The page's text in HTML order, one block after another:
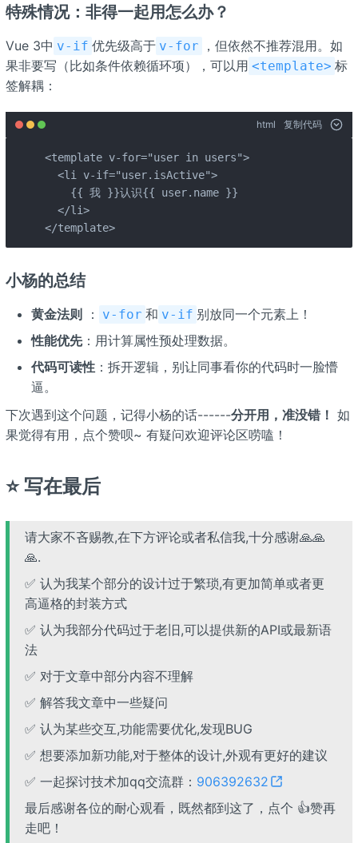
特殊情况：非得一起用怎么办？
Vue 3中 v-if 优先级高于 v-for
，但依然不推荐混用。如
果非要写（比如条件依赖循环项），可以用 <template> 标
签解耦：
html 复制代码
<template v-for="user in users">
  <li v-if="user.isActive">
    {{ 我 }}认识{{ user.name }}
  </li>
</template>
小杨的总结
黄金法则 ： v-for 和 v-if 别放同一个元素上！
性能优先：用计算属性预处理数据。
代码可读性：拆开逻辑，别让同事看你的代码时一脸懵
逼。
下次遇到这个问题，记得小杨的话------分开用，准没错！ 如
果觉得有用，点个赞呗~ 有疑问欢迎评论区唠嗑！
⭐ 写在最后
请大家不吝赐教,在下方评论或者私信我,十分感谢🙏🙏
🙏.
✅ 认为我某个部分的设计过于繁琐,有更加简单或者更
高逼格的封装方式
✅ 认为我部分代码过于老旧,可以提供新的API或最新语
法
✅ 对于文章中部分内容不理解
✅ 解答我文章中一些疑问
✅ 认为某些交互,功能需要优化,发现BUG
✅ 想要添加新功能,对于整体的设计,外观有更好的建议
✅ 一起探讨技术加qq交流群： 906392632
最后感谢各位的耐心观看，既然都到这了，点个 👍赞再
走吧！